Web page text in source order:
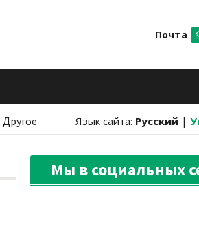
Почта
Другое Язык сайта: Русский |
Мы в социальных